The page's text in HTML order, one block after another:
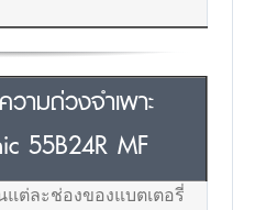
ามถ่วงจำเพาะ
55B24R MF
แต่ละช่องของแบตเตอรี่